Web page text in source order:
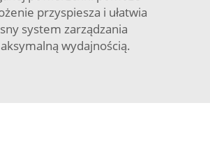
przyspiesza i ułatwia
system zarządzania
wydajnością.